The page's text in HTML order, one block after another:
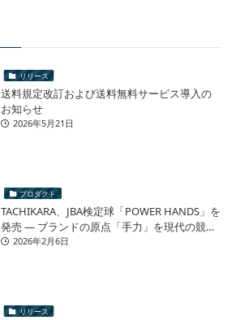
リリース
送料規定改訂および送料無料サービス導入の
お知らせ
2026年5月21日
プロダクト
TACHIKARA、JBA検定球「POWER HANDS」を
発売 ― ブランドの原点「手力」を現代の競技
シーンへ ―
2026年2月6日
リリース